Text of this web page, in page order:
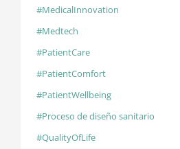
#MedicalInnovation
#Medtech
#PatientCare
#PatientComfort
#PatientWellbeing
#Proceso de diseño sanitario
#QualityOfLife